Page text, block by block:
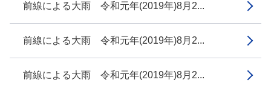
前線による大雨 令和元年(2019年)8月2...
前線による大雨 令和元年(2019年)8月2...
前線による大雨 令和元年(2019年)8月2...